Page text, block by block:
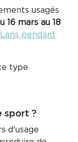
usagés
16 mars au 18
pendant
type
sport ?
d'usage